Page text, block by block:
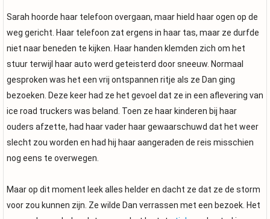
Sarah hoorde haar telefoon overgaan, maar hield haar ogen op de
weg gericht. Haar telefoon zat ergens in haar tas, maar ze durfde
niet naar beneden te kijken. Haar handen klemden zich om het
stuur terwijl haar auto werd geteisterd door sneeuw. Normaal
gesproken was het een vrij ontspannen ritje als ze Dan ging
bezoeken. Deze keer had ze het gevoel dat ze in een aflevering van
ice road truckers was beland. Toen ze haar kinderen bij haar
ouders afzette, had haar vader haar gewaarschuwd dat het weer
slecht zou worden en had hij haar aangeraden de reis misschien
nog eens te overwegen.
Maar op dit moment leek alles helder en dacht ze dat ze de storm
voor zou kunnen zijn. Ze wilde Dan verrassen met een bezoek. Het